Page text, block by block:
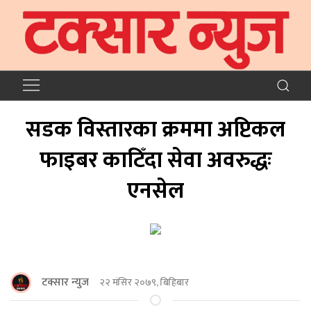
सडक विस्तारका क्रममा अप्टिकल
फाइबर काटिँदा सेवा अवरुद्धः
एनसेल
टक्सार न्युज २२ मंसिर २०७९, बिहिबार